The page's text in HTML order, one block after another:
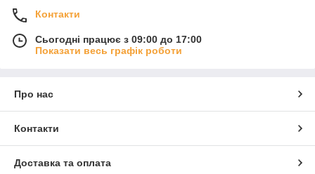
Контакти
Сьогодні працює з 09:00 до 17:00
Показати весь графік роботи
Про нас
Контакти
Доставка та оплата